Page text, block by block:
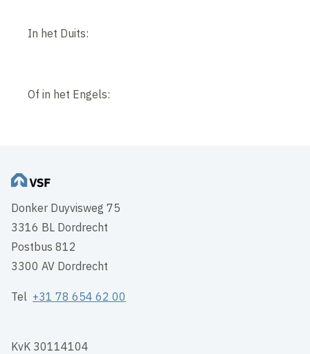
In het Duits:
Of in het Engels:
Donker Duyvisweg 75
3316 BL Dordrecht
Postbus 812
3300 AV Dordrecht
Tel +31 78 654 62 00
KvK 30114104